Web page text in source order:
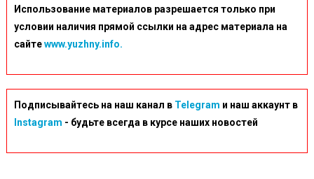
Использование материалов разрешается только при
условии наличия прямой ссылки на адрес материала на
сайтеwww.yuzhny.info.
Подписывайтесь на наш канал в Telegram и наш аккаунт в
Instagram - будьте всегда в курсе наших новостей